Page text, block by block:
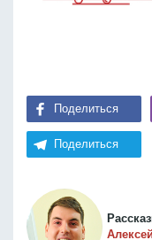
Поделиться
Поделиться